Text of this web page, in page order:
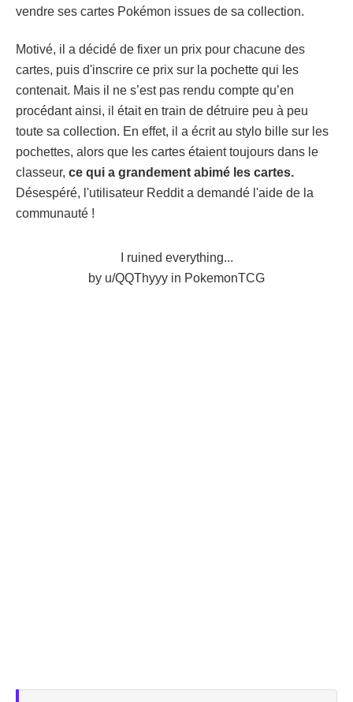
vendre ses cartes Pokémon issues de sa collection.
Motivé, il a décidé de fixer un prix pour chacune des
cartes, puis d'inscrire ce prix sur la pochette qui les
contenait. Mais il ne s’est pas rendu compte qu’en
procédant ainsi, il était en train de détruire peu à peu
toute sa collection. En effet, il a écrit au stylo bille sur les
pochettes, alors que les cartes étaient toujours dans le
classeur, ce qui a grandement abimé les cartes.
Désespéré, l'utilisateur Reddit a demandé l'aide de la
communauté !
I ruined everything...
by u/QQThyyy in PokemonTCG